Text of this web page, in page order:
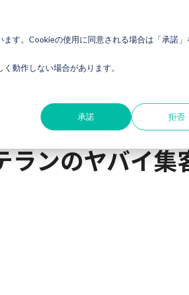
す。Cookieの使用に同意される場合は「承諾」
動作しない場合があります。
承諾 拒否
サービス コラビット
ランのヤバイ集